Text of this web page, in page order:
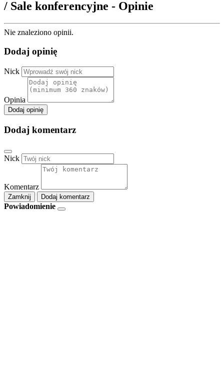
/ Sale konferencyjne - Opinie
Nie znaleziono opinii.
Dodaj opinię
Nick
Opinia
Dodaj opinię
Dodaj komentarz
Nick
Komentarz
Zamknij Dodaj komentarz
Powiadomienie